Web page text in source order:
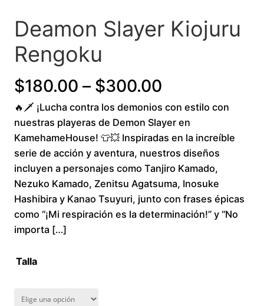
Deamon Slayer Kiojuru
Rengoku
$180.00 – $300.00
range:
$180.00
through
$300.00
🔥🗡️ ¡Lucha contra los demonios con estilo con
nuestras playeras de Demon Slayer en
KamehameHouse! 👕💥 Inspiradas en la increíble
serie de acción y aventura, nuestros diseños
incluyen a personajes como Tanjiro Kamado,
Nezuko Kamado, Zenitsu Agatsuma, Inosuke
Hashibira y Kanao Tsuyuri, junto con frases épicas
como “¡Mi respiración es la determinación!” y “No
importa […]
Talla